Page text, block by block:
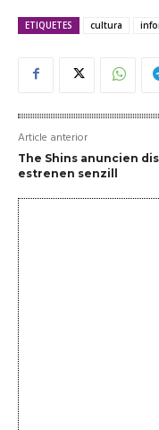
ETIQUETES cultura
Article anterior
The Shins anuncien
estrenen senzill